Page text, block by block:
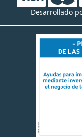
Desarrollado